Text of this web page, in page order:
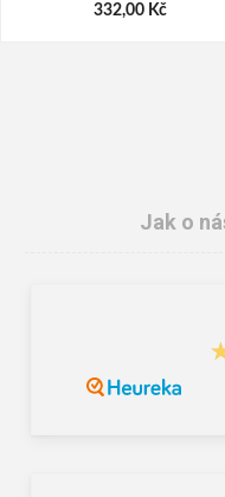
332,00 Kč
199,00 Kč 304,00 Kč
Jak o